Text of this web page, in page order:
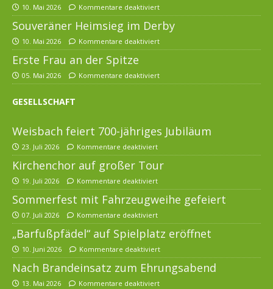
10. Mai 2026 Kommentare deaktiviert
Souveräner Heimsieg im Derby
10. Mai 2026 Kommentare deaktiviert
Erste Frau an der Spitze
05. Mai 2026 Kommentare deaktiviert
GESELLSCHAFT
Weisbach feiert 700-jähriges Jubiläum
23. Juli 2026 Kommentare deaktiviert
Kirchenchor auf großer Tour
19. Juli 2026 Kommentare deaktiviert
Sommerfest mit Fahrzeugweihe gefeiert
07. Juli 2026 Kommentare deaktiviert
„Barfußpfädel“ auf Spielplatz eröffnet
10. Juni 2026 Kommentare deaktiviert
Nach Brandeinsatz zum Ehrungsabend
13. Mai 2026 Kommentare deaktiviert